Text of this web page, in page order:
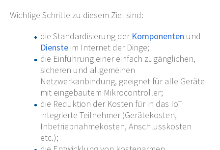
Wichtige Schritte zu diesem Ziel sind:
die Standardisierung der Komponenten und
Diensteim Internet der Dinge;
die Einführung einer einfach zugänglichen,
sicheren und allgemeinen
Netzwerkanbindung, geeignet für alle Geräte
mit eingebautem Mikrocontroller;
die Reduktion der Kosten für in das IoT
integrierte Teilnehmer (Gerätekosten,
Inbetriebnahmekosten, Anschlusskosten
etc.);